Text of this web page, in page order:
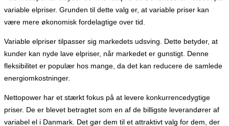
variable elpriser. Grunden til dette valg er, at variable priser kan
være mere økonomisk fordelagtige over tid.
Variable elpriser tilpasser sig markedets udsving. Dette betyder, at
kunder kan nyde lave elpriser, når markedet er gunstigt. Denne
fleksibilitet er populær hos mange, da det kan reducere de samlede
energiomkostninger.
Nettopower har et stærkt fokus på at levere konkurrencedygtige
priser. De er blevet betragtet som en af de billigste leverandører af
variabel el i Danmark. Det gør dem til et attraktivt valg for dem, der